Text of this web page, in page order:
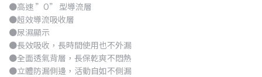
●高速 ”O” 型導流層
●超效導流吸收層
●尿濕顯示
●長效吸收，長時間使用也不外漏
●全面透氣背層，長保乾爽不悶熱
●立體防漏側邊，活動自如不側漏